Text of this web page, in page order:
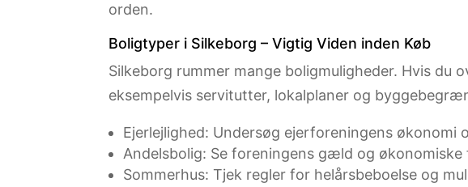
orden.
Boligtyper i Silkeborg – Vigtig Viden inden Køb
Silkeborg rummer mange boligmuligheder. Hvis
eksempelvis servitutter, lokalplaner og
Ejerlejlighed: Undersøg ejerforeningens
Andelsbolig: Se foreningens gæld og økonomiske
Sommerhus: Tjek regler for helårsbeboelse og